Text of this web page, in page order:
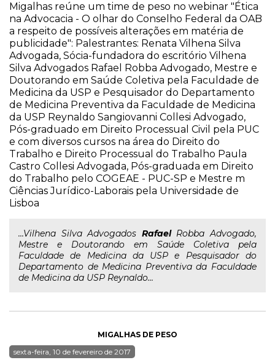
Migalhas reúne um time de peso no webinar "Ética
na Advocacia - O olhar do Conselho Federal da OAB
a respeito de possíveis alterações em matéria de
publicidade": Palestrantes: Renata Vilhena Silva
Advogada, Sócia-fundadora do escritório Vilhena
Silva Advogados Rafael Robba Advogado, Mestre e
Doutorando em Saúde Coletiva pela Faculdade de
Medicina da USP e Pesquisador do Departamento
de Medicina Preventiva da Faculdade de Medicina
da USP Reynaldo Sangiovanni Collesi Advogado,
Pós-graduado em Direito Processual Civil pela PUC
e com diversos cursos na área do Direito do
Trabalho e Direito Processual do Trabalho Paula
Castro Collesi Advogada, Pós-graduada em Direito
do Trabalho pelo COGEAE - PUC-SP e Mestre m
Ciências Jurídico-Laborais pela Universidade de
Lisboa
...Vilhena Silva Advogados RafaelRobba Advogado,
Mestre e Doutorando em Saúde Coletiva pela
Faculdade de Medicina da USP e Pesquisador do
Departamento de Medicina Preventiva da Faculdade
de Medicina da USP Reynaldo...
MIGALHAS DE PESO
sexta-feira, 10 de fevereiro de 2017